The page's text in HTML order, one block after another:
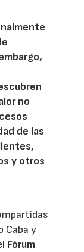
no
de las
y otros
Caba y
Fórum